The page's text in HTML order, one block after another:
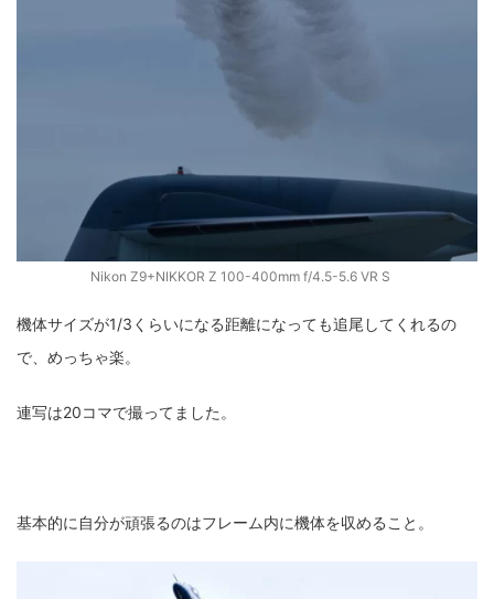
Nikon Z9+NIKKOR Z 100-400mm f/4.5-5.6 VR S
機体サイズが1/3くらいになる距離になっても追尾してくれるの
で、めっちゃ楽。
連写は20コマで撮ってました。
基本的に自分が頑張るのはフレーム内に機体を収めること。